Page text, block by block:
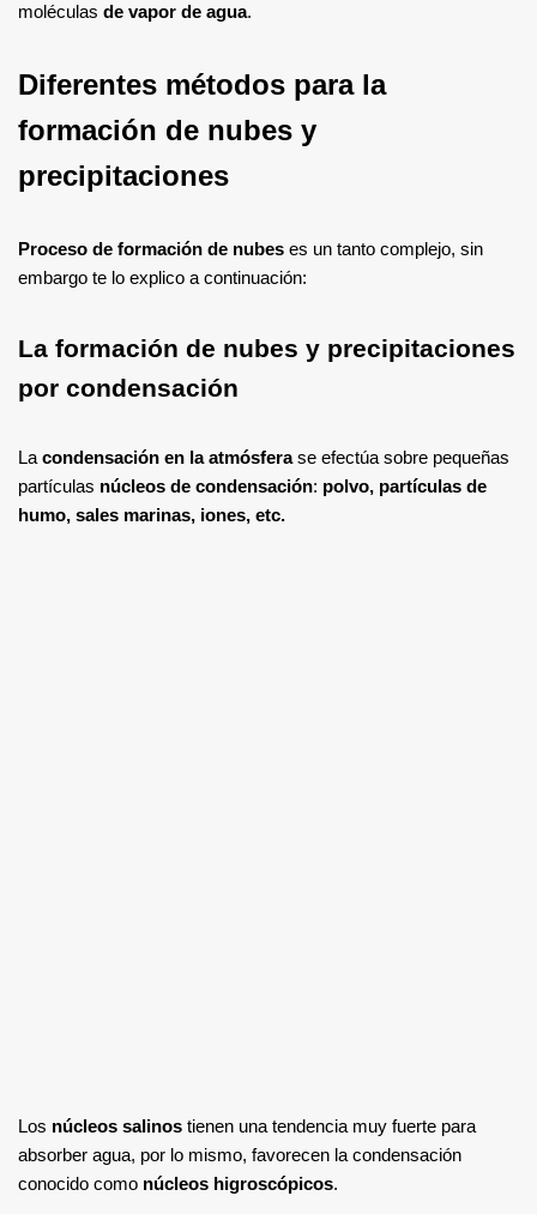
moléculas de vapor de agua.
Diferentes métodos para la
formación de nubes y
precipitaciones
Proceso de formación de nubes es un tanto complejo, sin
embargo te lo explico a continuación:
La formación de nubes y precipitaciones
por condensación
La condensación en la atmósferase efectúa sobre pequeñas
partículas núcleos de condensación: polvo, partículas de
humo, sales marinas, iones, etc.
Los núcleos salinos tienen una tendencia muy fuerte para
absorber agua, por lo mismo, favorecen la condensación
conocido como núcleos higroscópicos.